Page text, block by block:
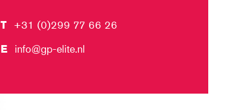
T +31 (0)299 77 66 26
E info@gp-elite.nl